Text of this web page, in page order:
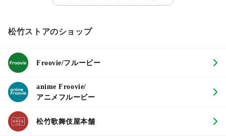
松竹ストアのショップ
Froovie/フルービー
anime Froovie/
アニメフルービー
松竹歌舞伎屋本舗